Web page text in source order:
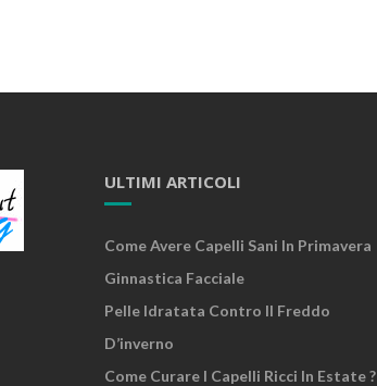
ULTIMI ARTICOLI
Come Avere Capelli Sani In Primavera
Ginnastica Facciale
Pelle Idratata Contro Il Freddo
D’inverno
Come Curare I Capelli Ricci In Estate ?